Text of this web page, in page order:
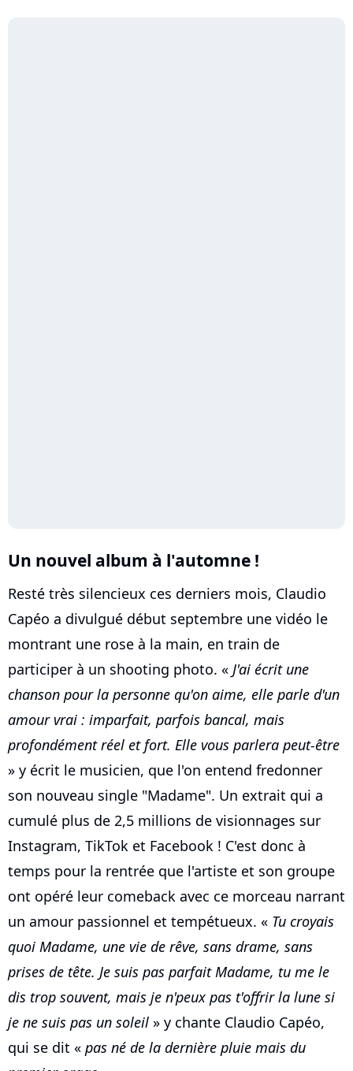
Un nouvel album à l'automne !
Resté très silencieux ces derniers mois, Claudio
Capéo a divulgué début septembre une vidéo le
montrant une rose à la main, en train de
participer à un shooting photo. « J'ai écrit une
chanson pour la personne qu'on aime, elle parle d'un
amour vrai : imparfait, parfois bancal, mais
profondément réel et fort. Elle vous parlera peut-être
» y écrit le musicien, que l'on entend fredonner
son nouveau single "Madame". Un extrait qui a
cumulé plus de 2,5 millions de visionnages sur
Instagram, TikTok et Facebook ! C'est donc à
temps pour la rentrée que l'artiste et son groupe
ont opéré leur comeback avec ce morceau narrant
un amour passionnel et tempétueux. « Tu croyais
quoi Madame, une vie de rêve, sans drame, sans
prises de tête. Je suis pas parfait Madame, tu me le
dis trop souvent, mais je n'peux pas t'offrir la lune si
je ne suis pas un soleil » y chante Claudio Capéo,
qui se dit « pas né de la dernière pluie mais du